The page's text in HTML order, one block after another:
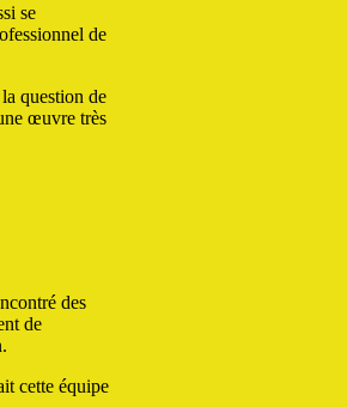
se
de
question de
œuvre très
des
de
cette équipe